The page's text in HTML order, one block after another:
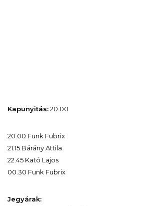
Kapunyitás:20:00
20.00 Funk Fubrix
21.15 Bárány Attila
22.45 Kató Lajos
00.30 Funk Fubrix
Jegyárak: